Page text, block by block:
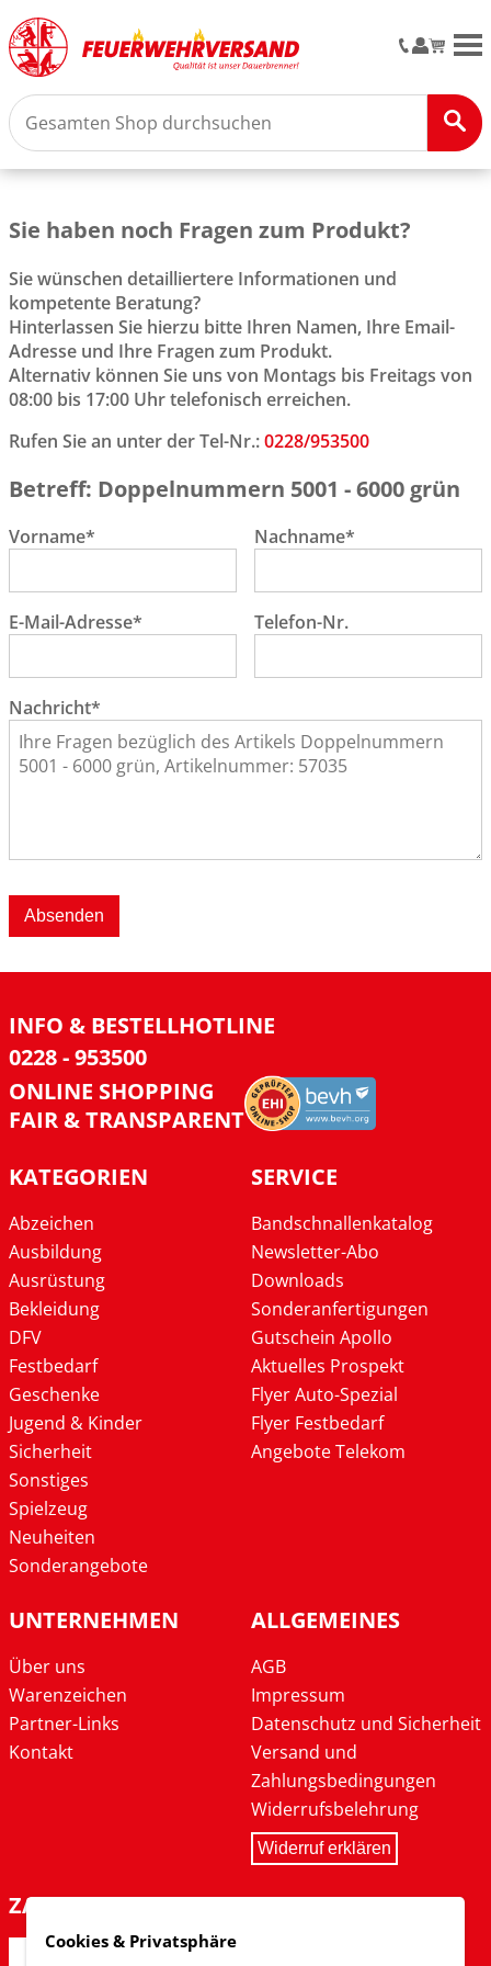
Sie haben noch Fragen zum Produkt?
Sie wünschen detailliertere Informationen und
kompetente Beratung?
Hinterlassen Sie hierzu bitte Ihren Namen, Ihre Email-
Adresse und Ihre Fragen zum Produkt.
Alternativ können Sie uns von Montags bis Freitags von
08:00 bis 17:00 Uhr telefonisch erreichen.
Rufen Sie an unter der Tel-Nr.:0228/953500
Betreff: Doppelnummern 5001 - 6000 grün
Vorname* Nachname*
E-Mail-Adresse* Telefon-Nr.
Nachricht*
Absenden
INFO & BESTELLHOTLINE
0228 - 953500
ONLINE SHOPPING
FAIR & TRANSPARENT
KATEGORIEN
Abzeichen
Ausbildung
Ausrüstung
Bekleidung
DFV
Festbedarf
Geschenke
Jugend & Kinder
Sicherheit
Sonstiges
Spielzeug
Neuheiten
Sonderangebote
SERVICE
Bandschnallenkatalog
Newsletter-Abo
Downloads
Sonderanfertigungen
Gutschein Apollo
Aktuelles Prospekt
Flyer Auto-Spezial
Flyer Festbedarf
Angebote Telekom
UNTERNEHMEN
Über uns
Warenzeichen
Partner-Links
Kontakt
ALLGEMEINES
AGB
Impressum
Datenschutz und Sicherheit
Versand und
Zahlungsbedingungen
Widerrufsbelehrung
Widerruf erklären
ZAHLARTEN
Cookies & Privatsphäre